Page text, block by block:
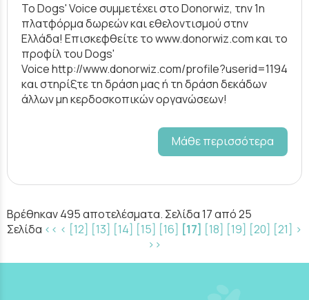
To Dogs' Voice συμμετέχει στο Donorwiz, την 1η
πλατφόρμα δωρεών και εθελοντισμού στην
Ελλάδα! Επισκεφθείτε το www.donorwiz.com και το
προφίλ του Dogs'
Voice http://www.donorwiz.com/profile?userid=1194
και στηρίξτε τη δράση μας ή τη δράση δεκάδων
άλλων μη κερδοσκοπικών οργανώσεων!
Μάθε περισσότερα
Βρέθηκαν 495 αποτελέσματα. Σελίδα 17 από 25
Σελίδα << < [12] [13] [14] [15] [16] [17] [18] [19] [20] [21] >
>>